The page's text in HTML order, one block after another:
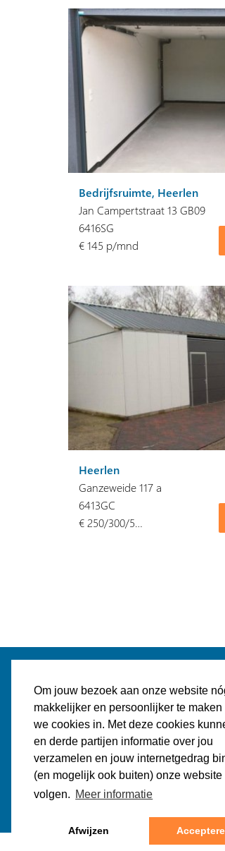
Om jouw bezoek aan onze website
makkelijker en persoonlijker te maken
we cookies in. Met deze cookies
en derde partijen informatie over jou
verzamelen en jouw internetgedrag
(en mogelijk ook buiten) onze website
volgen. Meer informatie
Afwijzen
Bedrijfsruimte, Heerlen
Jan Campertstraat 13 GB09
6416SG
€ 145 p/mnd
Heerlen
Ganzeweide 117 a
6413GC
€ 250/300/5…
Gratis bedrijfspand plaatsen
Bedrijfspanden aanbod
Plaatsingsmogelijkheden
Gratis zoekopdracht plaatsen
Bedrijfsruimte gezocht
Makelaars